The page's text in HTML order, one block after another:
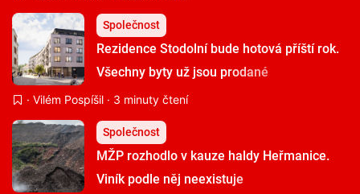
Společnost
Rezidence Stodolní bude hotová příští rok.
Všechny byty už jsou prodané
· Vilém Pospíšil · 3 minuty čtení
Společnost
MŽP rozhodlo v kauze haldy Heřmanice.
Viník podle něj neexistuje